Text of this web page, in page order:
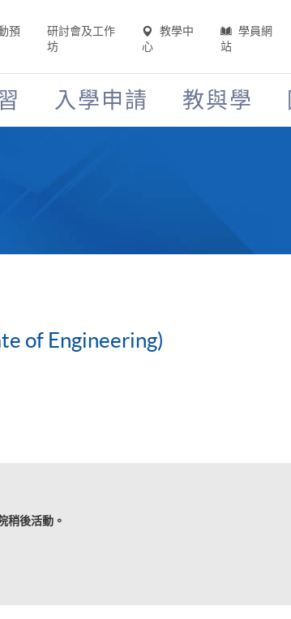
預
研討會及工作
坊
教學中
心
學員網
站
入學申請 教與學
of Engineering)
稍後活動。